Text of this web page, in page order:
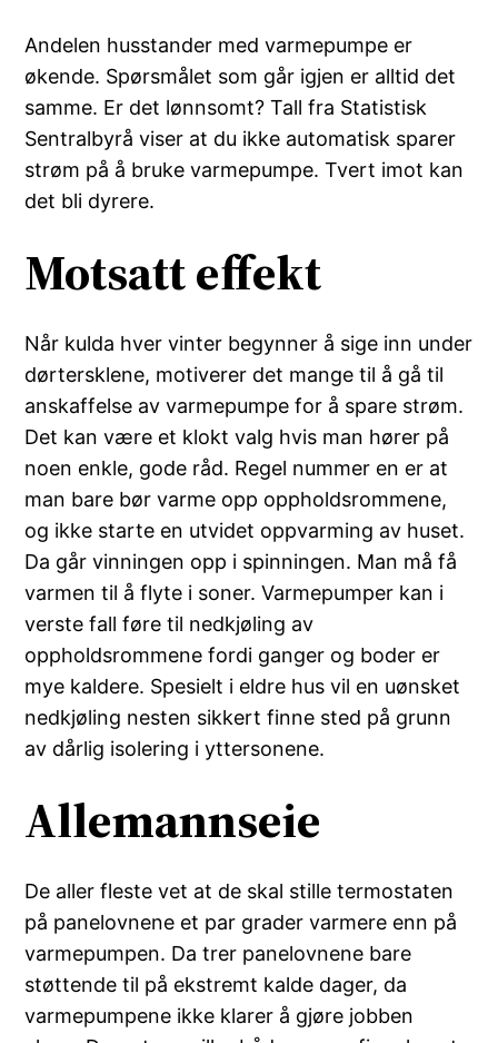
Andelen husstander med varmepumpe er
økende. Spørsmålet som går igjen er alltid det
samme. Er det lønnsomt? Tall fra Statistisk
Sentralbyrå viser at du ikke automatisk sparer
strøm på å bruke varmepumpe. Tvert imot kan
det bli dyrere.
Motsatt effekt
Når kulda hver vinter begynner å sige inn under
dørtersklene, motiverer det mange til å gå til
anskaffelse av varmepumpe for å spare strøm.
Det kan være et klokt valg hvis man hører på
noen enkle, gode råd. Regel nummer en er at
man bare bør varme opp oppholdsrommene,
og ikke starte en utvidet oppvarming av huset.
Da går vinningen opp i spinningen. Man må få
varmen til å flyte i soner. Varmepumper kan i
verste fall føre til nedkjøling av
oppholdsrommene fordi ganger og boder er
mye kaldere. Spesielt i eldre hus vil en uønsket
nedkjøling nesten sikkert finne sted på grunn
av dårlig isolering i yttersonene.
Allemannseie
De aller fleste vet at de skal stille termostaten
på panelovnene et par grader varmere enn på
varmepumpen. Da trer panelovnene bare
støttende til på ekstremt kalde dager, da
varmepumpene ikke klarer å gjøre jobben